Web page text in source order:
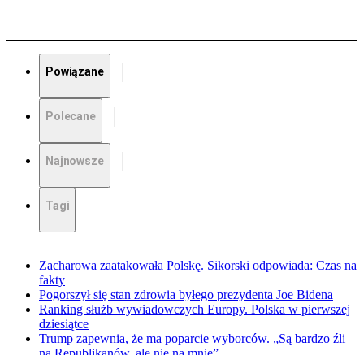
Powiązane
Polecane
Najnowsze
Tagi
Zacharowa zaatakowała Polskę. Sikorski odpowiada: Czas na
fakty
Pogorszył się stan zdrowia byłego prezydenta Joe Bidena
Ranking służb wywiadowczych Europy. Polska w pierwszej
dziesiątce
Trump zapewnia, że ma poparcie wyborców. „Są bardzo źli